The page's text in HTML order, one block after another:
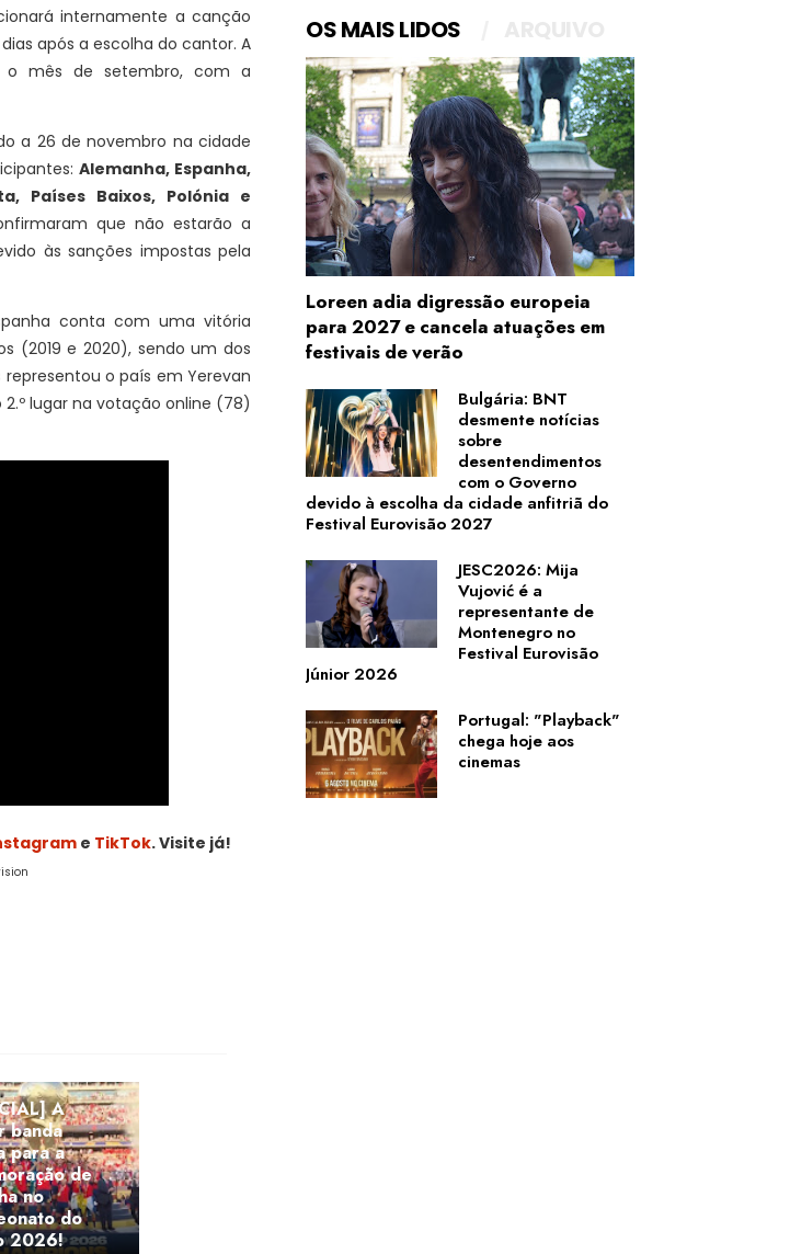
internamente a canção
após a escolha do cantor. A
o mês de setembro, com a
a 26 de novembro na cidade
Alemanha, Espanha,
Países Baixos, Polónia e
que não estarão a
às sanções impostas pela
conta com uma vitória
(2019 e 2020), sendo um dos
representou o país em Yerevan
lugar na votação online (78)
e TikTok. Visite já!
A
banda
para a
de
no
do
2026!
OS MAIS LIDOS
Loreen adia digressão europeia
para 2027 e cancela atuações em
festivais de verão
Bulgária: BNT
desmente notícias
sobre
desentendimentos
com o Governo
devido à escolha da cidade anfitriã do
Festival Eurovisão 2027
JESC2026: Mija
Vujović é a
representante de
Montenegro no
Festival Eurovisão
Júnior 2026
Portugal: "Playback"
chega hoje aos
cinemas